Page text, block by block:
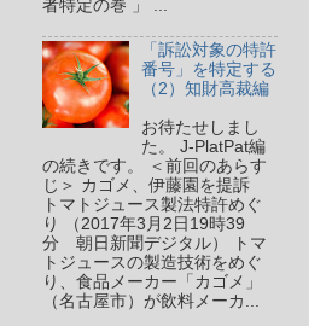
者特定の巻 」 ...
「訴訟対象の特許
番号」を特定する
（2）知財高裁編
お待たせしまし
た。 J-PlatPat編
の続きです。 ＜前回のあらす
じ＞ カゴメ、伊藤園を提訴
トマトジュース製法特許めぐ
り （2017年3月2日19時39
分 朝日新聞デジタル） トマ
トジュースの製造技術をめぐ
り、食品メーカー「カゴメ」
（名古屋市）が飲料メーカ...